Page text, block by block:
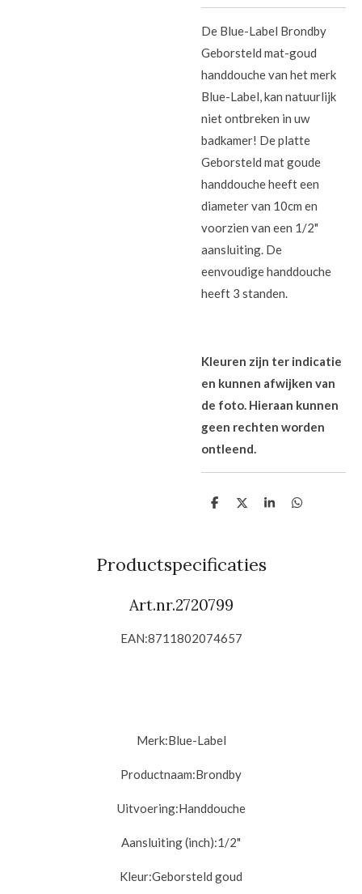
De Blue-Label Brondby
Geborsteld mat-goud
handdouche van het merk
Blue-Label, kan natuurlijk
niet ontbreken in uw
badkamer! De platte
Geborsteld mat goude
handdouche heeft een
diameter van 10cm en
voorzien van een 1/2"
aansluiting. De
eenvoudige handdouche
heeft 3 standen.
Kleuren zijn ter indicatie
en kunnen afwijken van
de foto. Hieraan kunnen
geen rechten worden
ontleend.
D
n
D
S
D
Productspecificaties
Art.nr.2720799
EAN:8711802074657
Merk:Blue-Label
Productnaam:Brondby
Uitvoering:Handdouche
Aansluiting (inch):1/2"
Kleur:Geborsteld goud